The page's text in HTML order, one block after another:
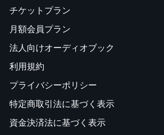
チケットプラン
月額会員プラン
法人向けオーディオブック
利用規約
プライバシーポリシー
特定商取引法に基づく表示
資金決済法に基づく表示